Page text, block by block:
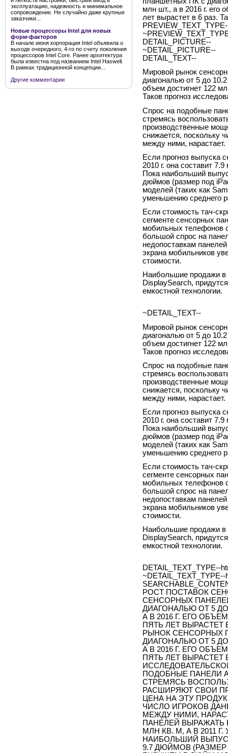
эксплуатацию, надежность и минимальное
сопровождение. Не случайно даже крупные
заказчики...
Новые процессоры Intel для новых
форм-факторов
В начале июня корпорация Intel объявила о
выходе очередного, 4-го по счету поколения
процессоров Intel Core. Ранее архитектура
была известна под названием Intel Haswell.
В рамках традиционной концепции...
Другие комментарии
млн шт., а в 2016 г. его
лет вырастет в 6 раз.
DETAIL_PICTURE--
~DETAIL_PICTURE--
DETAIL_TEXT--
Мировой рынок
диагональю от 5 до
объем достигнет 122
Таков прогноз
Спрос на подобные
стремясь
производственные
снижается, поскольку
между ними, нарастает.
Если прогноз выпуска
2010 г. она составит
Пока наибольший
дюймов (размер под
моделей (таких как
уменьшению среднего
Если стоимость тач-
сегменте сенсорных
мобильных телефонов
большой спрос на
недопоставкам
экрана мобильников
стоимости.
Наибольшие продажи в
DisplaySearch,
емкостной технологии.
~DETAIL_TEXT--
Мировой рынок
диагональю от 5 до
объем достигнет 122
Таков прогноз
Спрос на подобные
стремясь
производственные
снижается, поскольку
между ними, нарастает.
Если прогноз выпуска
2010 г. она составит
Пока наибольший
дюймов (размер под
моделей (таких как
уменьшению среднего
Если стоимость тач-
сегменте сенсорных
мобильных телефонов
большой спрос на
недопоставкам
экрана мобильников
стоимости.
Наибольшие продажи в
DisplaySearch,
емкостной технологии.
DETAIL_TEXT_TYPE--
~DETAIL_TEXT_TYPE--
РОСТ ПОСТАВОК
СЕНСОРНЫХ
ДИАГОНАЛЬЮ ОТ 5 ДО
А В 2016 Г. ЕГО
ПЯТЬ ЛЕТ ВЫРАСТЕТ
РЫНОК СЕНСОРНЫХ
ДИАГОНАЛЬЮ ОТ 5 ДО
А В 2016 Г. ЕГО
ПЯТЬ ЛЕТ ВЫРАСТЕТ
ПОДОБНЫЕ ПАНЕЛИ
СТРЕМЯСЬ
РАСШИРЯЮТ СВОИ
ЦЕНА НА ЭТУ
ЧИСЛО ИГРОКОВ
МЕЖДУ НИМИ,
ПАНЕЛЕЙ ВЫРАЖАТЬ
МЛН КВ. М, А В 2011
НАИБОЛЬШИЙ
9.7 ДЮЙМОВ